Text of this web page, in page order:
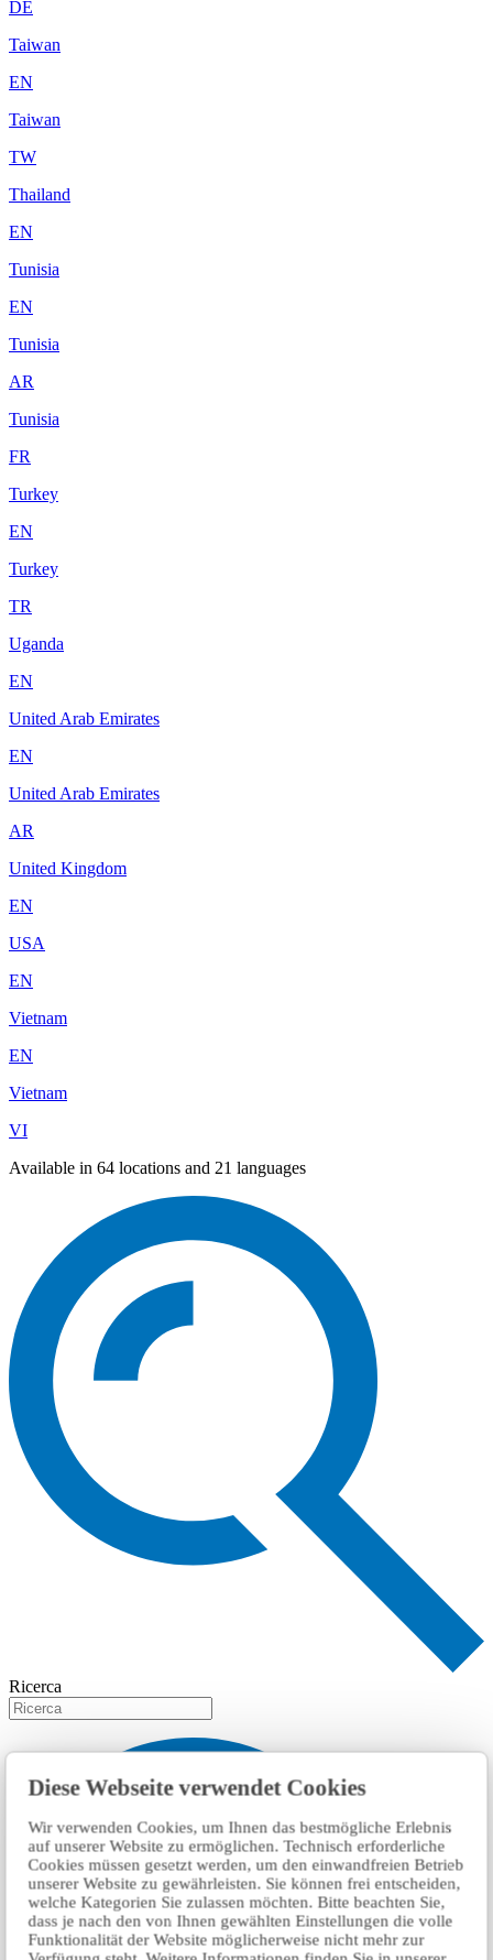
Diese Webseite verwendet Cookies
Wir verwenden Cookies, um Ihnen das bestmögliche Erlebnis
auf unserer Website zu ermöglichen. Technisch erforderliche
Cookies müssen gesetzt werden, um den einwandfreien Betrieb
unserer Website zu gewährleisten. Sie können frei entscheiden,
welche Kategorien Sie zulassen möchten. Bitte beachten Sie,
dass je nach den von Ihnen gewählten Einstellungen die volle
Funktionalität der Website möglicherweise nicht mehr zur
DE
Taiwan
EN
Taiwan
TW
Thailand
EN
Tunisia
EN
Tunisia
AR
Tunisia
FR
Turkey
EN
Turkey
TR
Uganda
EN
United Arab Emirates
EN
United Arab Emirates
AR
United Kingdom
EN
USA
EN
Vietnam
EN
Vietnam
VI
Available in 64 locations and 21 languages
Ricerca